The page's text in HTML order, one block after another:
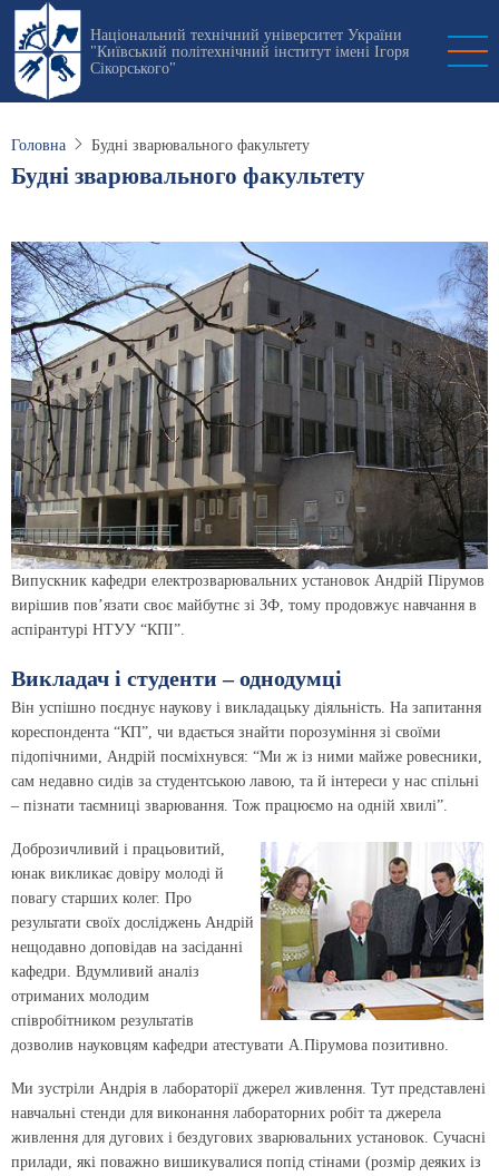
Перейти
основного
вмісту
Національний технічний університет України
"Київський політехнічний інститут імені Ігоря
Сікорського"
Головна Будні зварювального факультету
Будні зварювального факультету
Випускник кафедри електрозварювальних установок Андрій Пірумов
вирішив пов’язати своє майбутнє зі ЗФ, тому продовжує навчання в
аспірантурі НТУУ “КПІ”.
Викладач і студенти – однодумці
Він успішно поєднує наукову і викладацьку діяльність. На запитання
кореспондента “КП”, чи вдається знайти порозуміння зі своїми
підопічними, Андрій посміхнувся: “Ми ж із ними майже ровесники,
сам недавно сидів за студентською лавою, та й інтереси у нас спільні
– пізнати таємниці зварювання. Тож працюємо на одній хвилі”.
Доброзичливий і працьовитий,
юнак викликає довіру молоді й
повагу старших колег. Про
результати своїх досліджень Андрій
нещодавно доповідав на засіданні
кафедри. Вдумливий аналіз
отриманих молодим
співробітником результатів
дозволив науковцям кафедри атестувати А.Пірумова позитивно.
Ми зустріли Андрія в лабораторії джерел живлення. Тут представлені
навчальні стенди для виконання лабораторних робіт та джерела
живлення для дугових і бездугових зварювальних установок. Сучасні
прилади, які поважно вишикувалися попід стінами (розмір деяких із